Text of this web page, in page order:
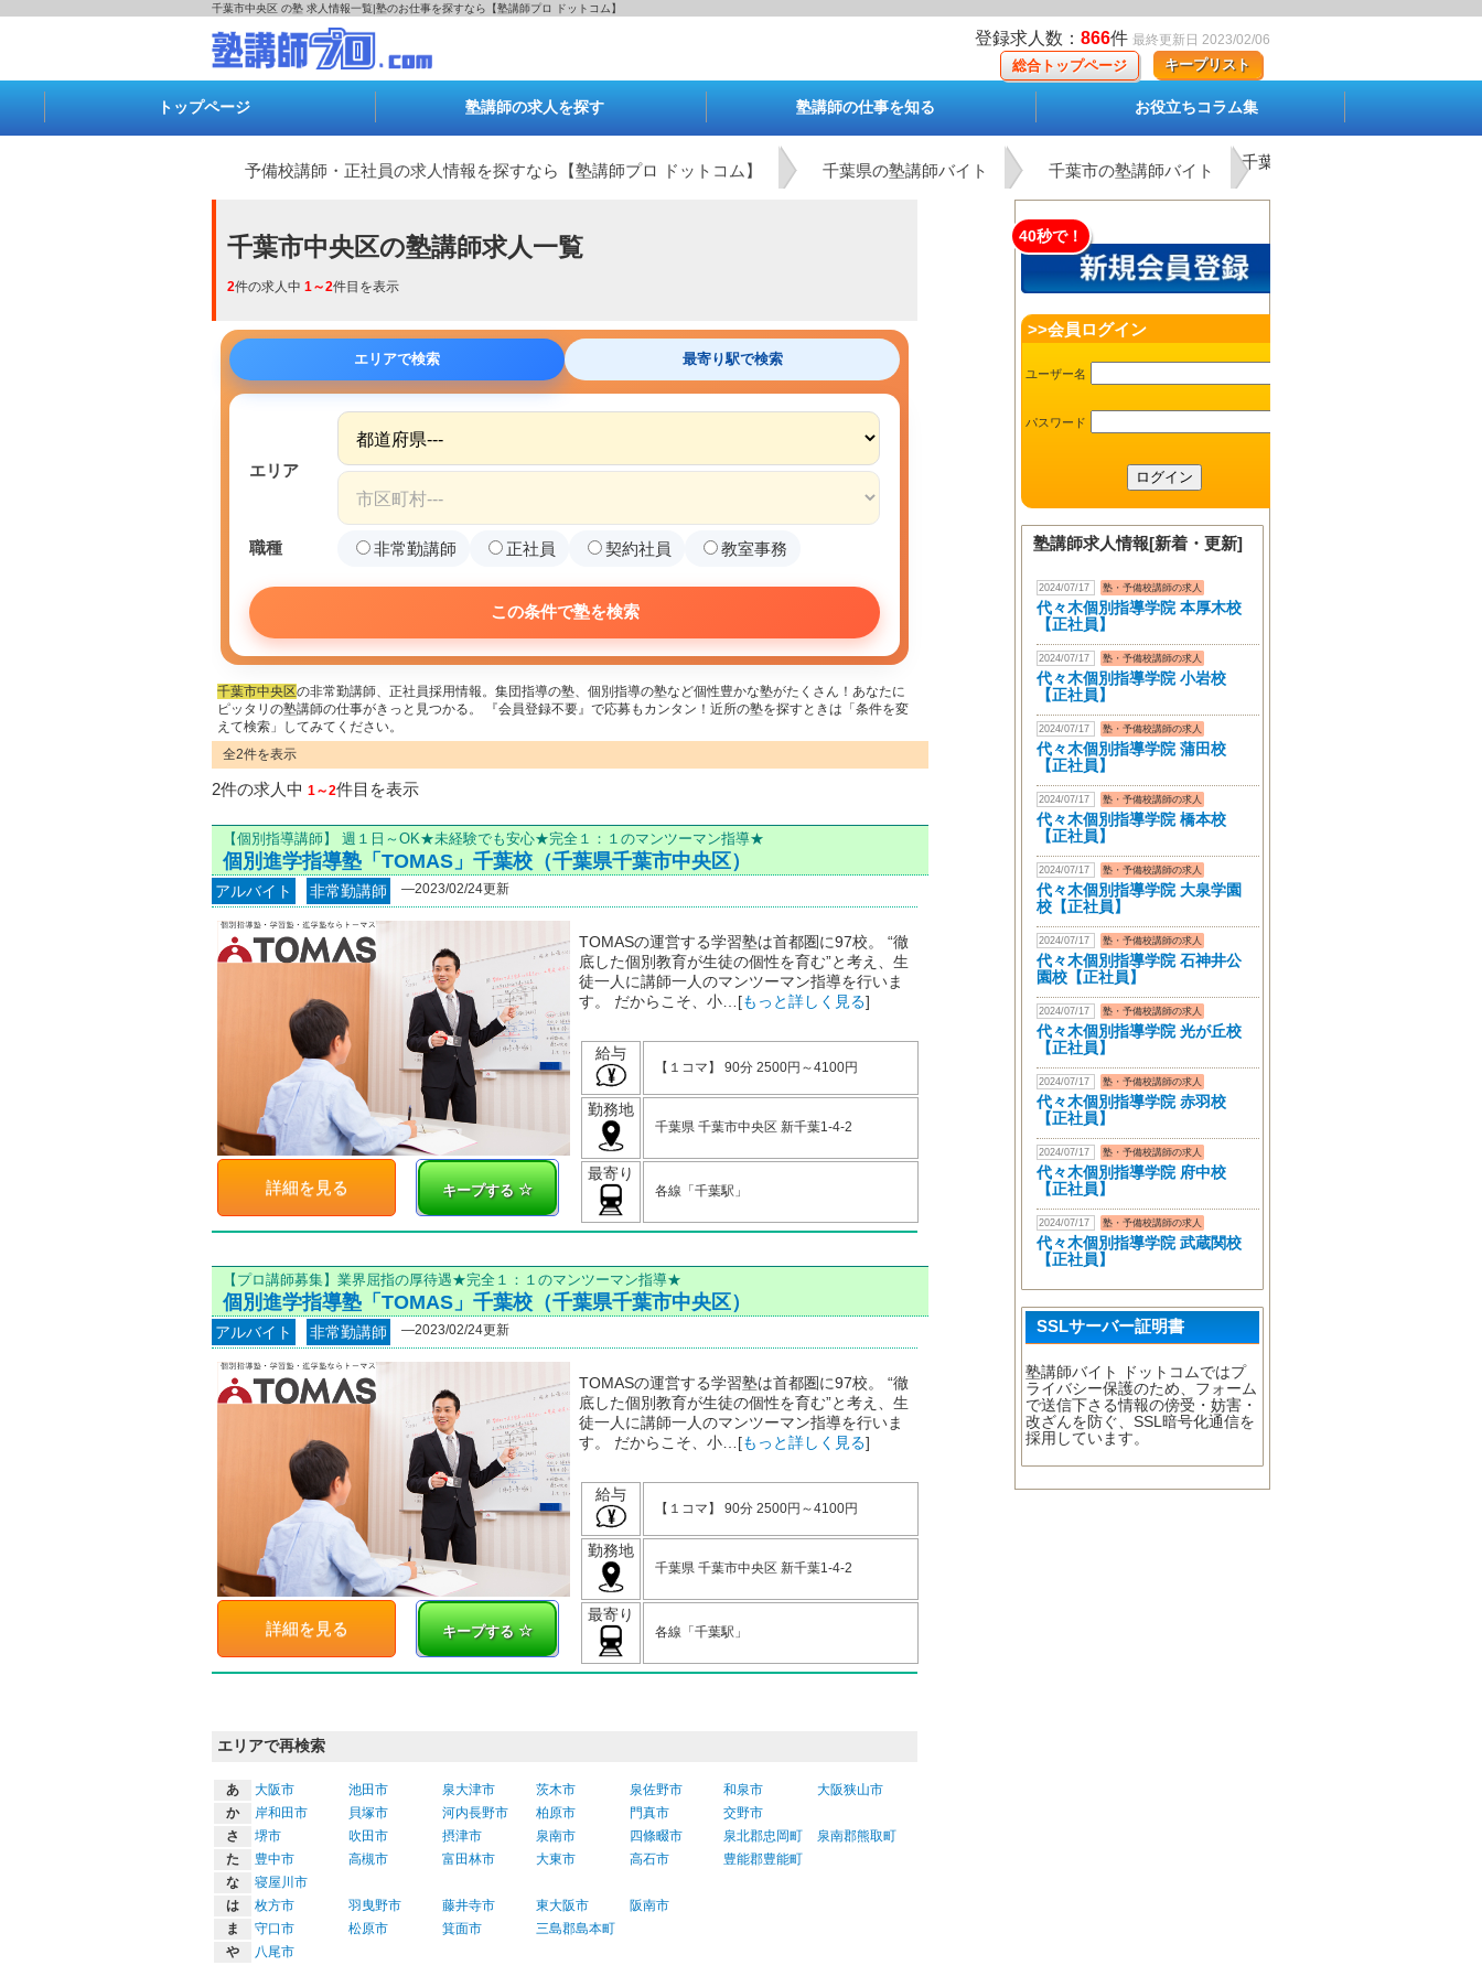
千葉市中央区 の塾 求人情報一覧|塾のお仕事を探すなら【塾講師プロ ドットコム】
登録求人数： 866件 最終更新日 2023/02/06
キープリスト
総合トップページ
トップページ 塾講師の求人を探す 塾講師の仕事を知る お役立ちコラム集
予備校講師・正社員の求人情報を探すなら【塾講師プロ ドットコム】 千葉県の塾講師バイト 千葉市の塾講師バイト 千葉市中央区の塾講師バイト
千葉市中央区の塾講師求人一覧
2件の求人中 1～2件目を表示
エリアで検索 最寄り駅で検索
エリア
職種 非常勤講師 正社員 契約社員 教室事務
この条件で塾を検索
千葉市中央区の非常勤講師、正社員採用情報。集団指導の塾、個別指導の塾など個性豊かな塾がたくさん！あなたに
ピッタリの塾講師の仕事がきっと見つかる。 『会員登録不要』で応募もカンタン！近所の塾を探すときは「条件を変
えて検索」してみてください。
全2件を表示
2件の求人中 1～2件目を表示
【個別指導講師】 週１日～OK★未経験でも安心★完全１：１のマンツーマン指導★
個別進学指導塾「TOMAS」千葉校（千葉県千葉市中央区）
アルバイト 非常勤講師 ―2023/02/24更新
キープする
詳細を見る
TOMASの運営する学習塾は首都圏に97校。 “徹
底した個別教育が生徒の個性を育む”と考え、生
徒一人に講師一人のマンツーマン指導を行いま
す。 だからこそ、小…[もっと詳しく見る]
給与
【１コマ】 90分 2500円～4100円
勤務地
千葉県 千葉市中央区 新千葉1-4-2
最寄り
各線「千葉駅」
【プロ講師募集】業界屈指の厚待遇★完全１：１のマンツーマン指導★
個別進学指導塾「TOMAS」千葉校（千葉県千葉市中央区）
アルバイト 非常勤講師 ―2023/02/24更新
キープする
詳細を見る
TOMASの運営する学習塾は首都圏に97校。 “徹
底した個別教育が生徒の個性を育む”と考え、生
徒一人に講師一人のマンツーマン指導を行いま
す。 だからこそ、小…[もっと詳しく見る]
給与
【１コマ】 90分 2500円～4100円
勤務地
千葉県 千葉市中央区 新千葉1-4-2
最寄り
各線「千葉駅」
エリアで再検索
あ 大阪市 池田市 泉大津市 茨木市 泉佐野市 和泉市
大阪狭山市
か
岸和田市 貝塚市 河内長野市 柏原市 門真市
交野市
さ
堺市 吹田市 摂津市 泉南市 四條畷市 泉北郡忠岡町
泉南郡熊取町
た
豊中市 高槻市 富田林市 大東市 高石市
豊能郡豊能町
な
寝屋川市
は
枚方市 羽曳野市 藤井寺市 東大阪市
阪南市
ま
守口市 松原市 箕面市
三島郡島本町
や
八尾市
40秒で！
>>会員ログイン
ユーザー名
パスワード
塾講師求人情報[新着・更新]
2024/07/17 塾・予備校講師の求人
代々木個別指導学院 本厚木校
【正社員】
2024/07/17 塾・予備校講師の求人
代々木個別指導学院 小岩校
【正社員】
2024/07/17 塾・予備校講師の求人
代々木個別指導学院 蒲田校
【正社員】
2024/07/17 塾・予備校講師の求人
代々木個別指導学院 橋本校
【正社員】
2024/07/17 塾・予備校講師の求人
代々木個別指導学院 大泉学園
校【正社員】
2024/07/17 塾・予備校講師の求人
代々木個別指導学院 石神井公
園校【正社員】
2024/07/17 塾・予備校講師の求人
代々木個別指導学院 光が丘校
【正社員】
2024/07/17 塾・予備校講師の求人
代々木個別指導学院 赤羽校
【正社員】
2024/07/17 塾・予備校講師の求人
代々木個別指導学院 府中校
【正社員】
2024/07/17 塾・予備校講師の求人
代々木個別指導学院 武蔵関校
【正社員】
SSLサーバー証明書
塾講師バイト ドットコムではプ
ライバシー保護のため、フォーム
で送信下さる情報の傍受・妨害・
改ざんを防ぐ、SSL暗号化通信を
採用しています。